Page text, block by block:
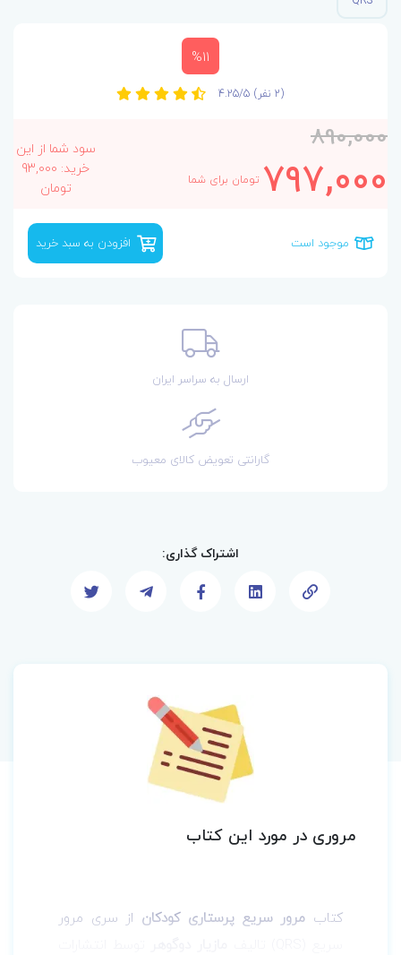
%11
4.25/5 (2 نفر)
890,000
797,000 تومان برای شما
سود شما از این
خرید: 93,000
تومان
موجود است افزودن به سبد خرید
ارسال به سراسر ایران
گارانتی تعویض کالای معیوب
اشتراک گذاری:
مروری در مورد این کتاب
کتاب مرور سریع پرستاری کودکان از سری مرور